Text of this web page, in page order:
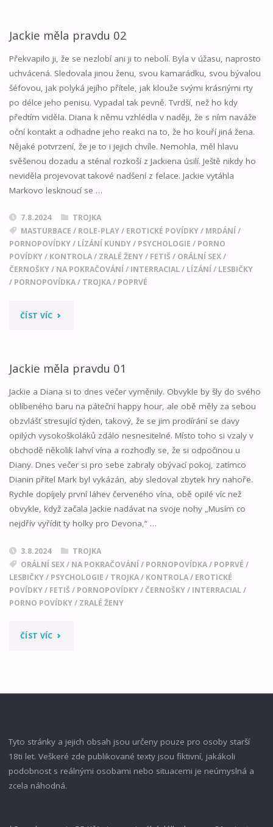
Jackie měla pravdu 02
Překvapilo ji, že se nezlobí ani ji to nebolí. Byla v úžasu, naprosto
uchvácená. Sledovala jinou ženu, svou kamarádku, svou bývalou
šéfovou, jak polyká jejího přítele, jak klouže svými krásnými rty
po délce jeho penisu. Vypadal tak pevně. Tvrdší, než ho kdy
předtím viděla. Diana k němu vzhlédla v naději, že s ním naváže
oční kontakt a odhadne jeho reakci na to, že ho kouří jiná žena.
Nějaké potvrzení, že je to i jejich chvíle. Nemohla, měl hlavu
svěšenou dozadu a sténal rozkoší z Jackiena úsilí. Ještě nikdy ho
neviděla projevovat takové nadšení z felace. Jackie vytáhla
Markovo lesknoucí se …
7.8.2024
TROJKA
MASTURBACE / ROLE-PLAY/ EROTICKÉ POVÍDKY/ MRDÁNÍ /
PORNOPOVÍDKY/ LÍZÁNÍ KUNDY/ PSYCHOLOGIE / PORNO
POVÍDKY/ KONTROLA/ ZRALÉ ŽENY/ FETIŠ / ORÁLNÍ SEX/
ČERNOŠKY/ NA POKRAČOVÁNÍ / INTERRACIAL/ LÍZÁNÍ / LESBIČKY
/ PORNOPOVÍDKA/ TROJKA/ POPRVÉ
ČÍST VÍC"JACKIE
PRAVDU
Jackie měla pravdu 01
Jackie a Diana si to dnes večer vyměnily. Obvykle by šly do svého
oblíbeného baru na páteční happy hour, ale obě měly za sebou
obzvlášť stresující týden, takový, že se jim prodírání se davy
opilých vysokoškoláků zdálo nesnesitelné. Místo toho si vzaly v
obchodě několik lahví vína a rozhodly se, že si odpočinou u
Diany. Dnes večer si pro sebe zabraly obývací pokoj, zatímco
Dianin přítel Mark byl vykázán, aby sledoval zbytek hry nahoře.
Rychle dopíjely první láhev červeného vína, obě opilé víc než
obvykle, když začala Jackie nadávat na svoje nohy „Musím co
nejdřív vyřídit ty holky pro Devona,“ …
3.8.2024
TROJKA
ORÁLNÍ SEX/ NA POKRAČOVÁNÍ / PORNOPOVÍDKA/ POPRVÉ /
LESBIČKY/ PSYCHOLOGIE / TROJKA/ KONTROLA/ EROTICKÉ
POVÍDKY/ FETIŠ / PORNOPOVÍDKY/ ČERNOŠKY/ INTERRACIAL/
PORNO POVÍDKY/ ZRALÉ ŽENY
ČÍST VÍC"JACKIE
Tyto stránky a jejich obsah jsou určeny pouze pro osoby starší
18ti let. Veškeré zde publikované texty jsou fiktivní, jakákoli
podobnost s reálnými osobami nebo situacemi je neúmyslná a
zcela náhodná.